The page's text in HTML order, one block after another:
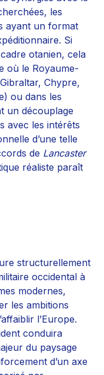
les
ayant un format
Si
otanien, cela
où le Royaume-
Chypre,
ou dans les
un découplage
avec les intérêts
d’une telle
de Lancaster
réaliste paraît
structurellement
occidental à
modernes,
les ambitions
l’Europe.
conduira
du paysage
d’un axe